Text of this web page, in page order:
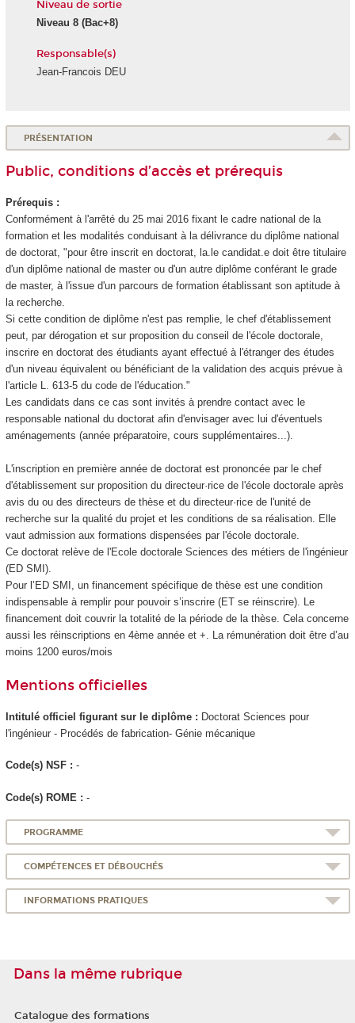
Niveau de sortie
Niveau 8(Bac+8)
Responsable(s)
Jean-Francois DEU
PRÉSENTATION
Public, conditions d’accès et prérequis
Prérequis :
Conformément à l'arrêté du 25 mai 2016 fixant le cadre national de la
formation et les modalités conduisant à la délivrance du diplôme national
de doctorat, "pour être inscrit en doctorat, la.le candidat.e doit être titulaire
d'un diplôme national de master ou d'un autre diplôme conférant le grade
de master, à l'issue d'un parcours de formation établissant son aptitude à
la recherche.
Si cette condition de diplôme n'est pas remplie, le chef d'établissement
peut, par dérogation et sur proposition du conseil de l'école doctorale,
inscrire en doctorat des étudiants ayant effectué à l'étranger des études
d'un niveau équivalent ou bénéficiant de la validation des acquis prévue à
l'article L. 613-5 du code de l'éducation."
Les candidats dans ce cas sont invités à prendre contact avec le
responsable national du doctorat afin d'envisager avec lui d'éventuels
aménagements (année préparatoire, cours supplémentaires...).
L'inscription en première année de doctorat est prononcée par le chef
d'établissement sur proposition du directeur·rice de l'école doctorale après
avis du ou des directeurs de thèse et du directeur·rice de l'unité de
recherche sur la qualité du projet et les conditions de sa réalisation. Elle
vaut admission aux formations dispensées par l'école doctorale.
Ce doctorat relève de l'Ecole doctorale Sciences des métiers de l'ingénieur
(ED SMI).
Pour l’ED SMI, un financement spécifique de thèse est une condition
indispensable à remplir pour pouvoir s’inscrire (ET se réinscrire). Le
financement doit couvrir la totalité de la période de la thèse. Cela concerne
aussi les réinscriptions en 4ème année et +. La rémunération doit être d’au
moins 1200 euros/mois
Mentions officielles
Intitulé officiel figurant sur le diplôme : Doctorat Sciences pour
l'ingénieur - Procédés de fabrication- Génie mécanique
Code(s) NSF : -
Code(s) ROME : -
PROGRAMME
COMPÉTENCES ET DÉBOUCHÉS
INFORMATIONS PRATIQUES
Dans la même rubrique
Catalogue des formations